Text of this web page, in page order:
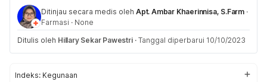
Ditinjau secara medis oleh Apt. Ambar Khaerinnisa, S.Farm ·
Farmasi · None
Ditulis oleh Hillary Sekar Pawestri · Tanggal diperbarui 10/10/2023
Indeks: Kegunaan